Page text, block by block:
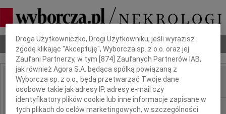
Nekrologi Odeszli Poradnik pogrzebowy
IMIĘ I NAZWISKO:
REGION: Kraków
Dbamy o Twoją prywatność
Droga Użytkowniczko, Drogi Użytkowniku, jeśli wyrazisz
zgodę klikając "Akceptuję", Wyborcza sp. z o.o. oraz jej
Zaufani Partnerzy, w tym [874 ] Zaufanych Partnerów IAB,
jak również Agora S.A. będąca spółką powiązaną z
Wyborcza sp. z o.o., będą przetwarzać Twoje dane
osobowe takie jak adresy IP, adresy e-mail czy
identyfikatory plików cookie lub inne informacje zapisane w
tych plikach do celów marketingowych, w szczególności